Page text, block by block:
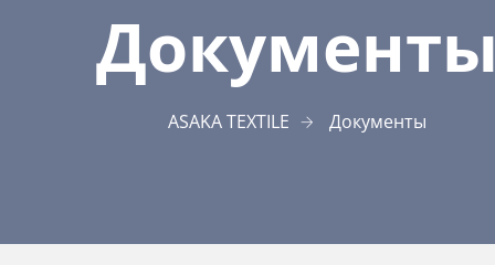
Документы
ASAKA TEXTILE Документы